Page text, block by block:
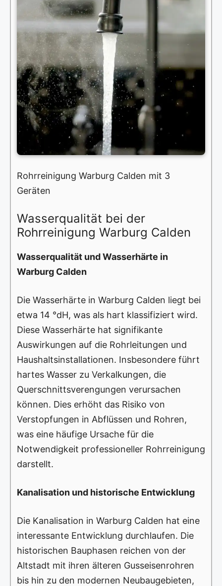
Rohrreinigung Warburg Calden mit 3
Geräten
Wasserqualität bei der
Rohrreinigung Warburg Calden
Wasserqualität und Wasserhärte in
Warburg Calden
Die Wasserhärte in Warburg Calden liegt bei
etwa 14 °dH, was als hart klassifiziert wird.
Diese Wasserhärte hat signifikante
Auswirkungen auf die Rohrleitungen und
Haushaltsinstallationen. Insbesondere führt
hartes Wasser zu Verkalkungen, die
Querschnittsverengungen verursachen
können. Dies erhöht das Risiko von
Verstopfungen in Abflüssen und Rohren,
was eine häufige Ursache für die
Notwendigkeit professioneller Rohrreinigung
darstellt.
Kanalisation und historische Entwicklung
Die Kanalisation in Warburg Calden hat eine
interessante Entwicklung durchlaufen. Die
historischen Bauphasen reichen von der
Altstadt mit ihren älteren Gusseisenrohren
bis hin zu den modernen Neubaugebieten,